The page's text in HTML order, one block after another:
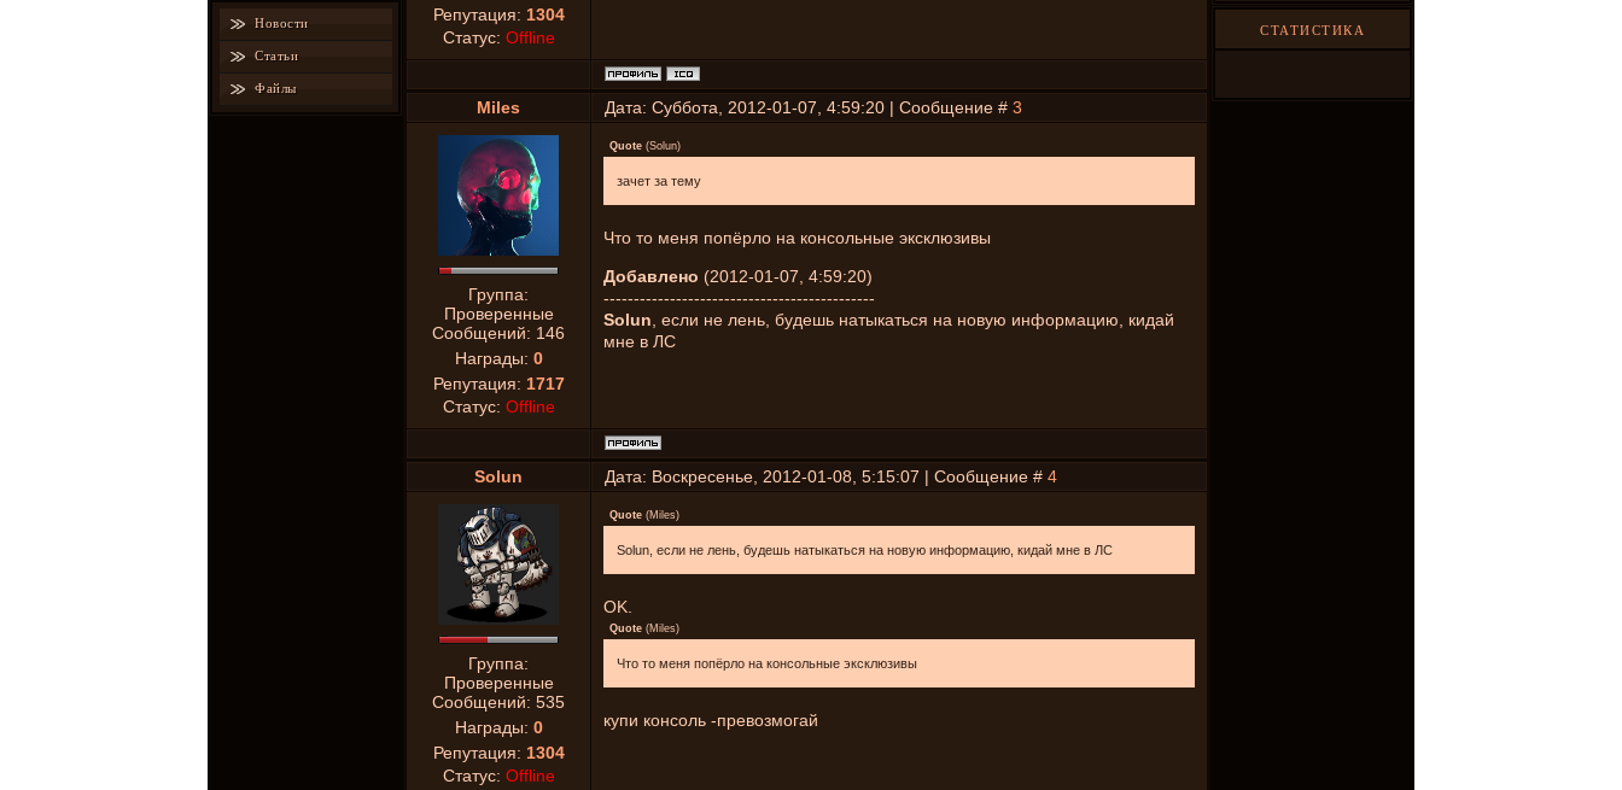
Новости
Статьи
Файлы
Репутация: 1304
Статус: Offline
Miles Дата: Суббота, 2012-01-07, 4:59:20 | Сообщение # 3
Группа:
Проверенные
Сообщений: 146
Награды: 0
Репутация: 1717
Статус: Offline
Quote (Solun)
зачет за тему
Что то меня попёрло на консольные эксклюзивы
Добавлено (2012-01-07, 4:59:20)
---------------------------------------------
Solun , если не лень, будешь натыкаться на новую информацию, кидай
мне в ЛС
Solun Дата: Воскресенье, 2012-01-08, 5:15:07 | Сообщение # 4
Группа:
Проверенные
Сообщений: 535
Награды: 0
Репутация: 1304
Статус: Offline
Quote (Miles)
Solun, если не лень, будешь натыкаться на новую информацию, кидай мне в ЛС
OK.
Quote (Miles)
Что то меня попёрло на консольные эксклюзивы
купи консоль -превозмогай
СТАТИСТИКА